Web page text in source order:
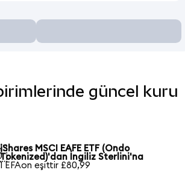
güncel kuru
iShares MSCI EAFE ETF (Ondo
Tokenized)'dan İngiliz Sterlini'na
1 EFAon eşittir £80,99